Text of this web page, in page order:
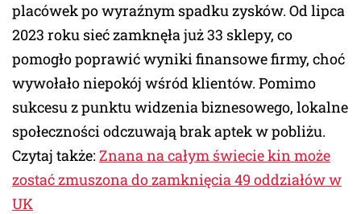
placówek po wyraźnym spadku zysków. Od lipca
2023 roku sieć zamknęła już 33 sklepy, co
pomogło poprawić wyniki finansowe firmy, choć
wywołało niepokój wśród klientów. Pomimo
sukcesu z punktu widzenia biznesowego, lokalne
społeczności odczuwają brak aptek w pobliżu.
Czytaj także: Znana na całym świecie kin może
zostać zmuszona do zamknięcia 49 oddziałów w
UK